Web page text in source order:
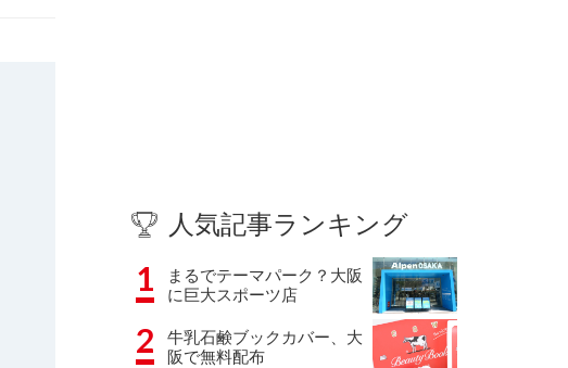
人気記事ランキング
1
まるでテーマパーク？大阪
に巨大スポーツ店
2
牛乳石鹸ブックカバー、大
阪で無料配布